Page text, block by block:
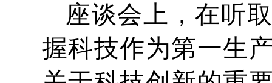
座谈会上，在听
握科技作为第一生